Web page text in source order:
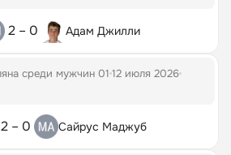
2 – 0 Адам Джилли
среди мужчин 01 12 июля 2026
2 – 0 Сайрус Маджуб